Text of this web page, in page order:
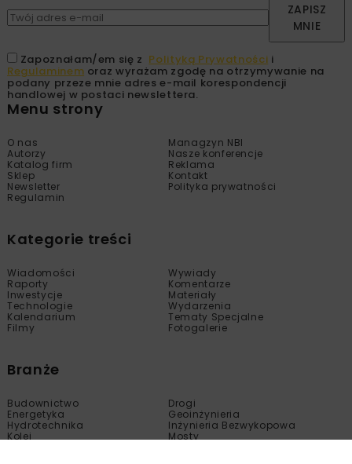
ZAPISZ
MNIE
Zapoznałam/em się z Polityką Prywatności i
Regulaminem oraz wyrażam zgodę na otrzymywanie na
podany przeze mnie adres e-mail korespondencji
handlowej w postaci newslettera.
Menu strony
O nas
Managzyn NBI
Autorzy
Nasze konferencje
Katalog firm
Reklama
Sklep
Kontakt
Newsletter
Polityka prywatności
Regulamin
Kategorie treści
Wiadomości
Wywiady
Raporty
Komentarze
Inwestycje
Materiały
Technologie
Wydarzenia
Kalendarium
Tematy Specjalne
Filmy
Fotogalerie
Branże
Budownictwo
Drogi
Energetyka
Geoinżynieria
Hydrotechnika
Inżynieria Bezwykopowa
Kolej
Mosty